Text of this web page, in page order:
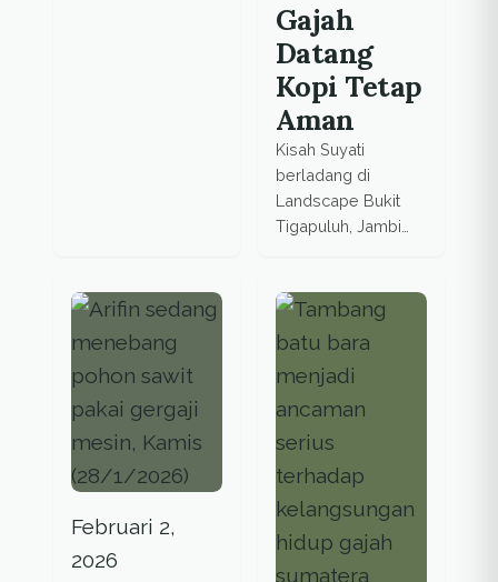
Gajah
Datang
Kopi Tetap
Aman
Kisah Suyati
berladang di
Landscape Bukit
Tigapuluh, Jambi
dengan Gajah
merawat kebun
kopi.
Februari 2,
2026